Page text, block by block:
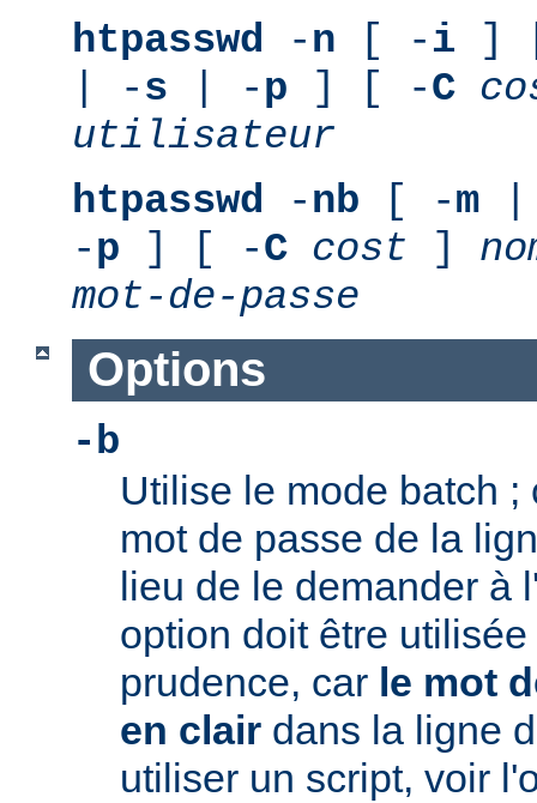
htpasswd -n [ -i ]
| -s | -p ] [ -C
utilisateur
htpasswd -nb [ -m
-p ] [ -C cost ]
mot-de-passe
Options
-b
Utilise le mode batch
mot de passe de la
lieu de le demander à
option doit être
prudence, car le mot
en clair dans la ligne
utiliser un script, voir